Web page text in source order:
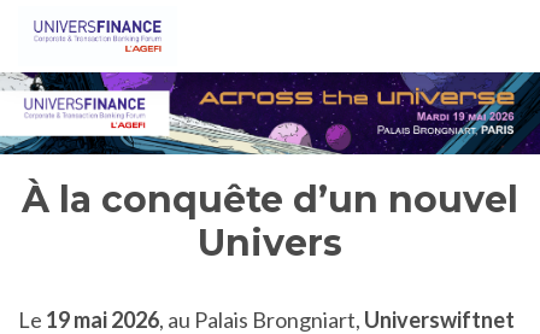
À la conquête d’un nouvel
Univers
Le 19 mai 2026, au Palais Brongniart, Universwiftnet